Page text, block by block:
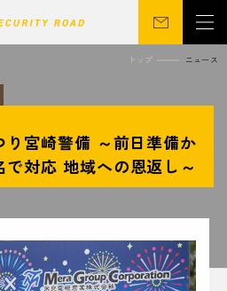
営業所
サステナビリティ
シニア向け
トップ ニュース
り宮崎警備 ～前日準備か
で対応 地域への恩返し～